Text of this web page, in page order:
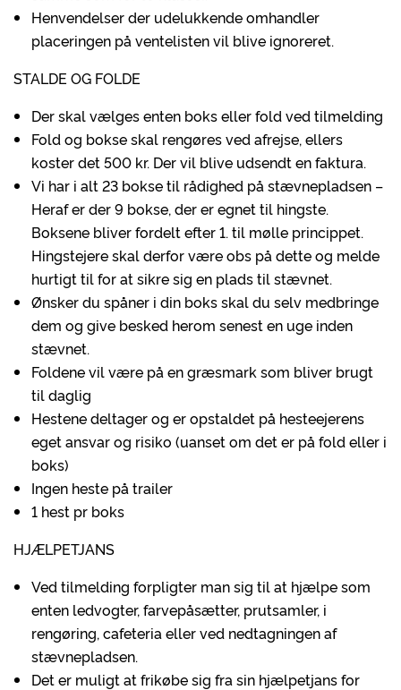
Henvendelser der udelukkende omhandler
placeringen på ventelisten vil blive ignoreret.
STALDE OG FOLDE
Der skal vælges enten boks eller fold ved tilmelding
Fold og bokse skal rengøres ved afrejse, ellers
koster det 500 kr. Der vil blive udsendt en faktura.
Vi har i alt 23 bokse til rådighed på stævnepladsen –
Heraf er der 9 bokse, der er egnet til hingste.
Boksene bliver fordelt efter 1. til mølle princippet.
Hingstejere skal derfor være obs på dette og melde
hurtigt til for at sikre sig en plads til stævnet.
Ønsker du spåner i din boks skal du selv medbringe
dem og give besked herom senest en uge inden
stævnet.
Foldene vil være på en græsmark som bliver brugt
til daglig
Hestene deltager og er opstaldet på hesteejerens
eget ansvar og risiko (uanset om det er på fold eller i
boks)
Ingen heste på trailer
1 hest pr boks
HJÆLPETJANS
Ved tilmelding forpligter man sig til at hjælpe som
enten ledvogter, farvepåsætter, prutsamler, i
rengøring, cafeteria eller ved nedtagningen af
stævnepladsen.
Det er muligt at frikøbe sig fra sin hjælpetjans for